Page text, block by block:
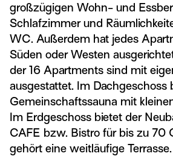
großzügigen Wohn- und
Schlafzimmer und
WC. Außerdem hat jedes
Süden oder Westen
der 16 Apartments sind mit
ausgestattet. Im Dachgeschoss
Gemeinschaftssauna mit
Im Erdgeschoss bietet der
CAFE bzw. Bistro für bis zu 70
gehört eine weitläufige Terrasse.